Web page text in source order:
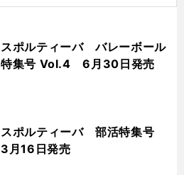
スポルティーバ バレーボール
特集号 Vol.4 6月30日発売
スポルティーバ 部活特集号
3月16日発売